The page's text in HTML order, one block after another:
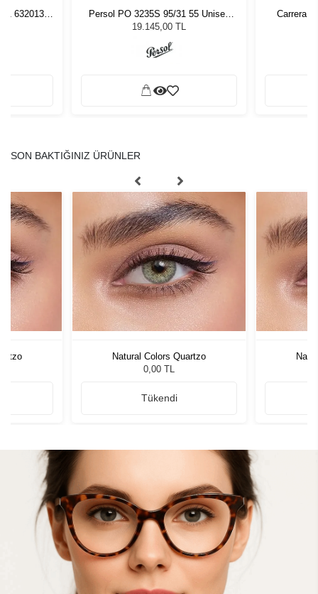
632013
Persol PO 3235S 95/31 55 Unisex
Güneş Gözlüğü
19.145,00 TL
Carrera
SON BAKTIĞINIZ ÜRÜNLER
Natural Colors Quartzo
0,00 TL
Tükendi